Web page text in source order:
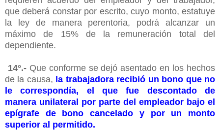
que deberá constar por escrito, cuyo monto, estatuye
la ley de manera perentoria, podrá alcanzar un
máximo de 15% de la remuneración total del
dependiente.
14°.-Que conforme se dejó asentado en los hechos
de la causa, la trabajadora recibió un bono que no
le correspondía, el que fue descontado de
manera unilateral por parte del empleador bajo el
epígrafe de bono cancelado y por un monto
superior al permitido.